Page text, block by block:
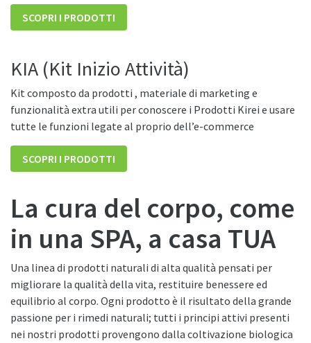
La cura del corpo, come
in una SPA, a casa TUA
Una linea di prodotti naturali di alta qualità pensati per
migliorare la qualità della vita, restituire benessere ed
equilibrio al corpo. Ogni prodotto è il risultato della grande
passione per i rimedi naturali; tutti i principi attivi presenti
nei nostri prodotti provengono dalla coltivazione biologica
SCOPRI I PRODOTTI
KIA (Kit Inizio Attività)
Kit composto da prodotti , materiale di marketing e
funzionalità extra utili per conoscere i Prodotti Kirei e usare
tutte le funzioni legate al proprio dell’e-commerce
SCOPRI I PRODOTTI